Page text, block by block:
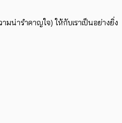
มน่ารำคาญใจ) ให้กับเราเป็นอย่างยิ่ง